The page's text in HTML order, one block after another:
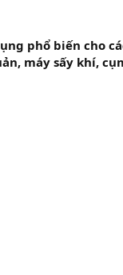
phổ biến cho
máy sấy khí,